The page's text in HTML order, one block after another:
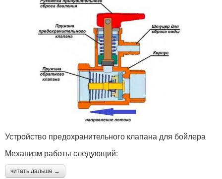
Устройство предохранительного клапана для бойлера
Механизм работы следующий:
читать дальше →